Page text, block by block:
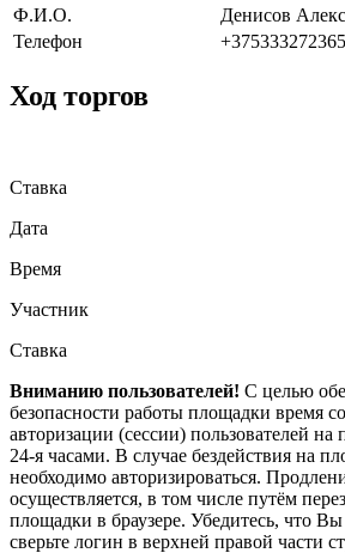
Ф.И.О.
Денисов
Телефон
+375333272365
Ход торгов
Ставка
Дата
Время
Участник
Ставка
Вниманию пользователей! С целью
безопасности работы площадки время
авторизации (сессии) пользователей
24-я часами. В случае бездействия на
необходимо авторизироваться.
осуществляется, в том числе путём
площадки в браузере. Убедитесь, что
сверьте логин в верхней правой части